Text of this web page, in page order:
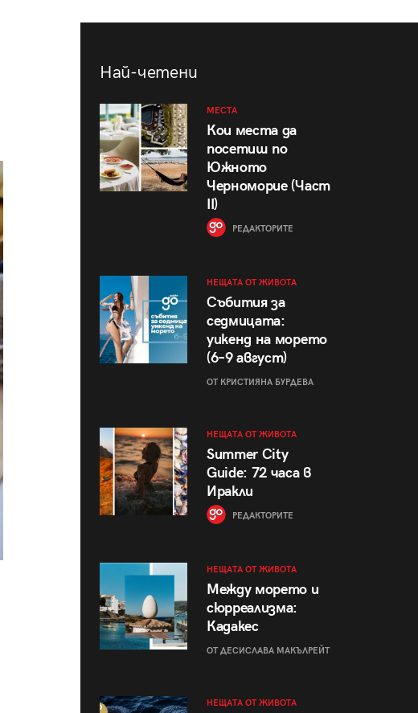
Най-четени
МЕСТА
Кои места да
посетиш по
Южното
Черноморие (Част
II)
РЕДАКТОРИТЕ
НЕЩАТА ОТ ЖИВОТА
Събития за
седмицата:
уикенд на морето
(6–9 август)
ОТ КРИСТИЯНА БУРДЕВА
НЕЩАТА ОТ ЖИВОТА
Summer City
Guide: 72 часа в
Иракли
РЕДАКТОРИТЕ
НЕЩАТА ОТ ЖИВОТА
Между морето и
сюрреализма:
Кадакес
ОТ ДЕСИСЛАВА МАКЪЛРЕЙТ
НЕЩАТА ОТ ЖИВОТА